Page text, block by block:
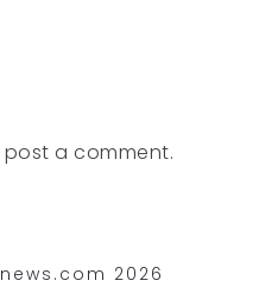
a comment.
2026